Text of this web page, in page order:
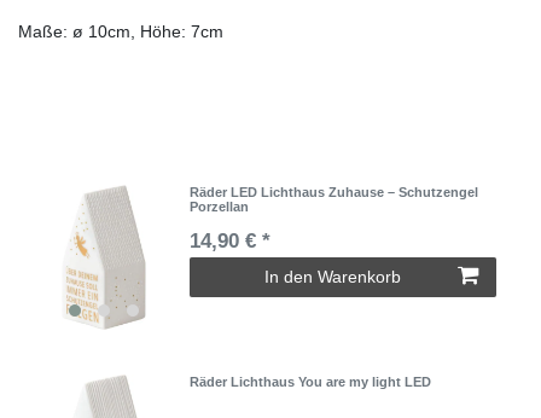
Maße: ø 10cm, Höhe: 7cm
Räder LED Lichthaus Zuhause – Schutzengel
Porzellan
14,90 € *
In den Warenkorb
Räder Lichthaus You are my light LED